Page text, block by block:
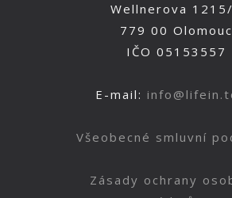
Wellnerova 1215/
779 00 Olomouc
IČO 05153557
E-mail:
Všeobecné smluvní
Zásady ochrany